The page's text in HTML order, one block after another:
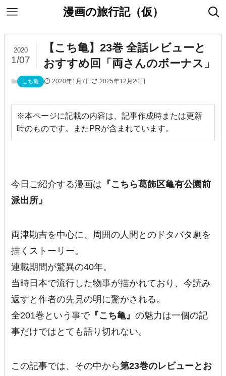
漫画の旅行記（仮）
【こち亀】23巻 全話レビューと
おすすめ回「両さんのボーナス」
2020
1/07
こち亀 2020年1月7日 2025年12月20日
※本ページに記載の内容は、記事作成時または更新
時のものです。またPRが含まれています。
今日ご紹介する漫画は 『こちら葛飾区亀有公園前
派出所』
両津勘吉を中心に、周囲の人間とのドタバタ劇を
描くストーリー。
連載期間が驚異の40年。
当時日本で流行した物事が描かれており、今読み
返すと作者の先見の明に驚かされる。
全201巻という事で『こち亀』の魅力は一個の記
事だけではとても語り切れない。
この記事では、その中から第23巻のレビューとお